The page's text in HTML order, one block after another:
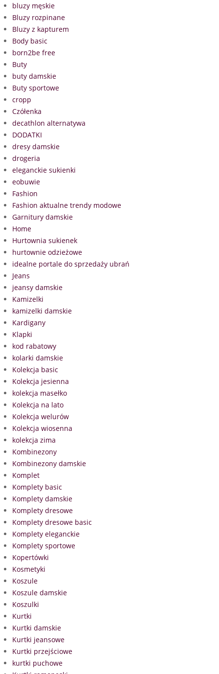
bluzy męskie
Bluzy rozpinane
Bluzy z kapturem
Body basic
born2be free
Buty
buty damskie
Buty sportowe
cropp
Czółenka
decathlon alternatywa
DODATKI
dresy damskie
drogeria
eleganckie sukienki
eobuwie
Fashion
Fashion aktualne trendy modowe
Garnitury damskie
Home
Hurtownia sukienek
hurtownie odzieżowe
idealne portale do sprzedaży ubrań
Jeans
jeansy damskie
Kamizelki
kamizelki damskie
Kardigany
Klapki
kod rabatowy
kolarki damskie
Kolekcja basic
Kolekcja jesienna
kolekcja masełko
Kolekcja na lato
Kolekcja welurów
Kolekcja wiosenna
kolekcja zima
Kombinezony
Kombinezony damskie
Komplet
Komplety basic
Komplety damskie
Komplety dresowe
Komplety dresowe basic
Komplety eleganckie
Komplety sportowe
Kopertówki
Kosmetyki
Koszule
Koszule damskie
Koszulki
Kurtki
Kurtki damskie
Kurtki jeansowe
Kurtki przejściowe
kurtki puchowe